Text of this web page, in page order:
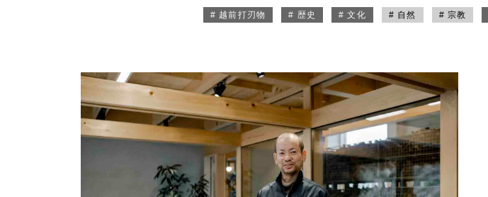
# 越前打刃物 # 歴史 # 文化 # 自然 # 宗教